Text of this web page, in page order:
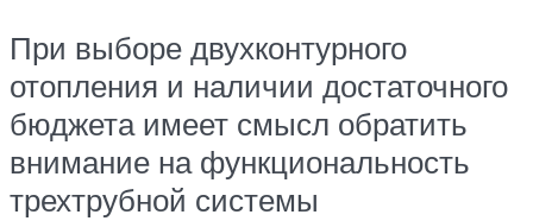
При выборе двухконтурного
отопления и наличии достаточного
бюджета имеет смысл обратить
внимание на функциональность
трехтрубной системы